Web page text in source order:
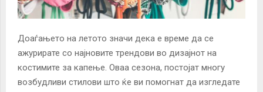
Доаѓањето на летото значи дека е време да се
ажурирате со најновите трендови во дизајнот на
костимите за капење. Оваа сезона, постојат многу
возбудливи стилови што ќе ви помогнат да изгледате